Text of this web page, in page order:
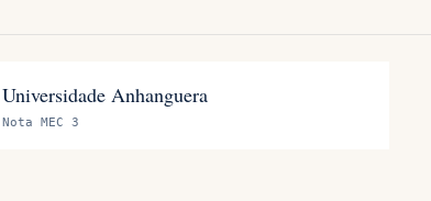
Universidade Anhanguera
Nota MEC 3